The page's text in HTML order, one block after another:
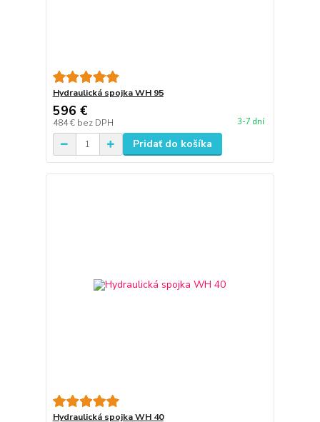
Hydraulická spojka WH 95
596 €
484 € bez DPH 3-7 dní
Pridať do košíka
Hydraulická spojka WH 40